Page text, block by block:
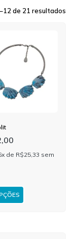
de 21 resultados
de R$25,33 sem